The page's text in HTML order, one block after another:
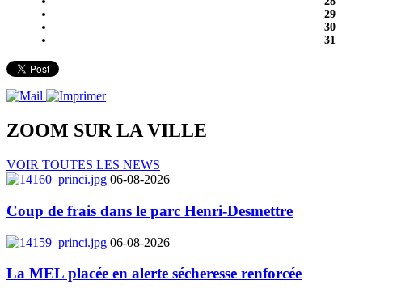
29
30
31
ZOOM SUR LAVILLE
VOIR TOUTES LES NEWS
06-08-2026
Coup de frais dans le parc Henri-Desmettre
06-08-2026
La MEL placée en alerte sécheresse renforcée